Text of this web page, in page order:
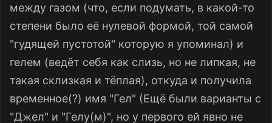
между газом (что, если подумать, в какой-то
степени было её нулевой формой, той самой
"гудящей пустотой" которую я упоминал) и
гелем (ведёт себя как слизь, но не липкая, не
такая склизкая и тёплая), откуда и получила
временное(?) имя "Гел" (Ещё были варианты с
"Джел" и "Гелу(м)", но у первого ей явно не